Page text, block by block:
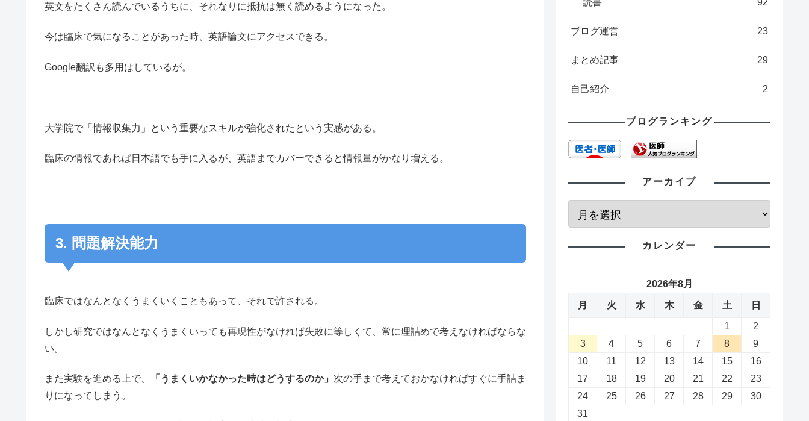
英文をたくさん読んでいるうちに、それなりに抵抗は無く読めるようになった。
今は臨床で気になることがあった時、英語論文にアクセスできる。
Google翻訳も多用はしているが。
大学院で「情報収集力」という重要なスキルが強化されたという実感がある。
臨床の情報であれば日本語でも手に入るが、英語までカバーできると情報量がかなり増える。
3. 問題解決能力
臨床ではなんとなくうまくいくこともあって、それで許される。
しかし研究ではなんとなくうまくいっても再現性がなければ失敗に等しくて、常に理詰めで考えなければならな
い。
また実験を進める上で、 「うまくいかなかった時はどうするのか」 次の手まで考えておかなければすぐに手詰ま
りになってしまう。
読書 92
ブログ運営 23
まとめ記事 29
自己紹介 2
ブログランキング
アーカイブ
カレンダー
2026年8月
月 火 水 木 金 土 日
1
2
3
4 5 6 7 8
9
10
11 12 13 14 15
16
17
18 19 20 21 22
23
24
25 26 27 28 29
30
31